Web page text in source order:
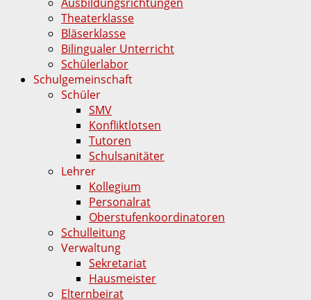
Theaterklasse
Bläserklasse
Bilingualer Unterricht
Schülerlabor
Schulgemeinschaft
Schüler
SMV
Konfliktlotsen
Tutoren
Schulsanitäter
Lehrer
Kollegium
Personalrat
Oberstufenkoordinatoren
Schulleitung
Verwaltung
Sekretariat
Hausmeister
Elternbeirat